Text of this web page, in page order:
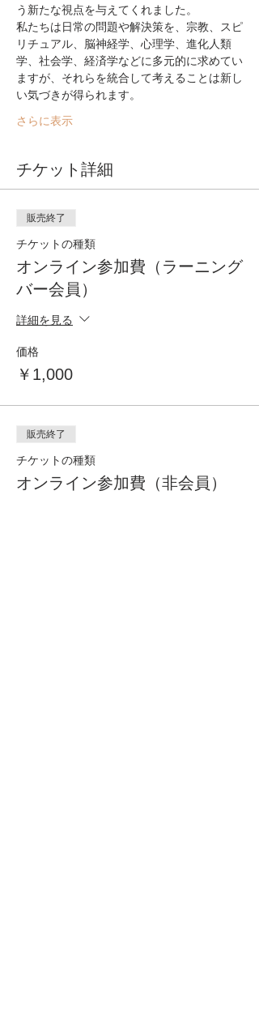
う新たな視点を与えてくれました。
私たちは日常の問題や解決策を、宗教、スピ
リチュアル、脳神経学、心理学、進化人類
学、社会学、経済学などに多元的に求めてい
ますが、それらを統合して考えることは新し
い気づきが得られます。
さらに表示
チケット詳細
販売終了
チケットの種類
オンライン参加費（ラーニング
バー会員）
詳細を見る
価格
￥1,000
販売終了
チケットの種類
オンライン参加費（非会員）